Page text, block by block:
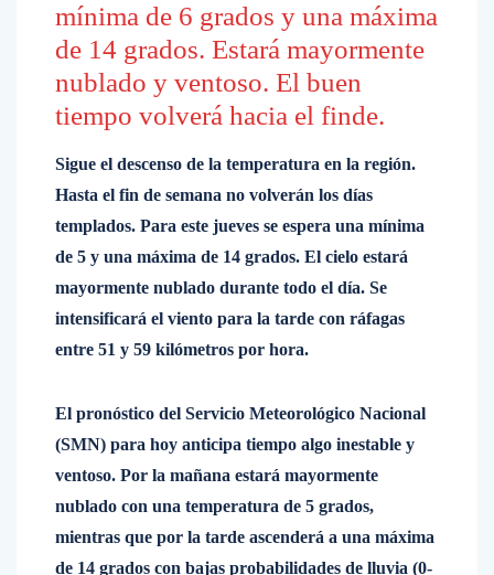
mínima de 6 grados y una máxima
de 14 grados. Estará mayormente
nublado y ventoso. El buen
tiempo volverá hacia el finde.
Sigue el descenso de la temperatura en la región.
Hasta el fin de semana no volverán los días
templados. Para este jueves se espera una mínima
de 5 y una máxima de 14 grados. El cielo estará
mayormente nublado durante todo el día. Se
intensificará el viento para la tarde con ráfagas
entre 51 y 59 kilómetros por hora.
El pronóstico del Servicio Meteorológico Nacional
(SMN) para hoy anticipa tiempo algo inestable y
ventoso. Por la mañana estará mayormente
nublado con una temperatura de 5 grados,
mientras que por la tarde ascenderá a una máxima
de 14 grados con bajas probabilidades de lluvia (0-